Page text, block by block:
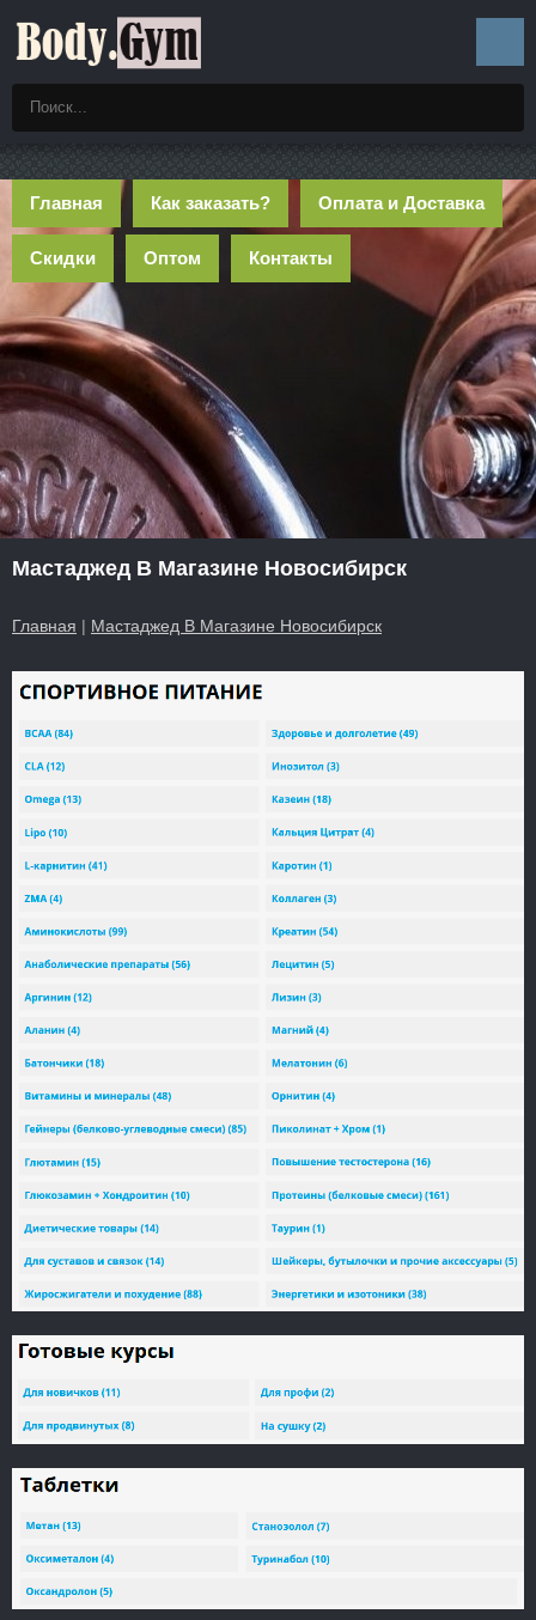
Главная Как заказать? Оплата и Доставка
Скидки Оптом Контакты
Мастаджед В Магазине Новосибирск
Главная | Мастаджед В Магазине Новосибирск